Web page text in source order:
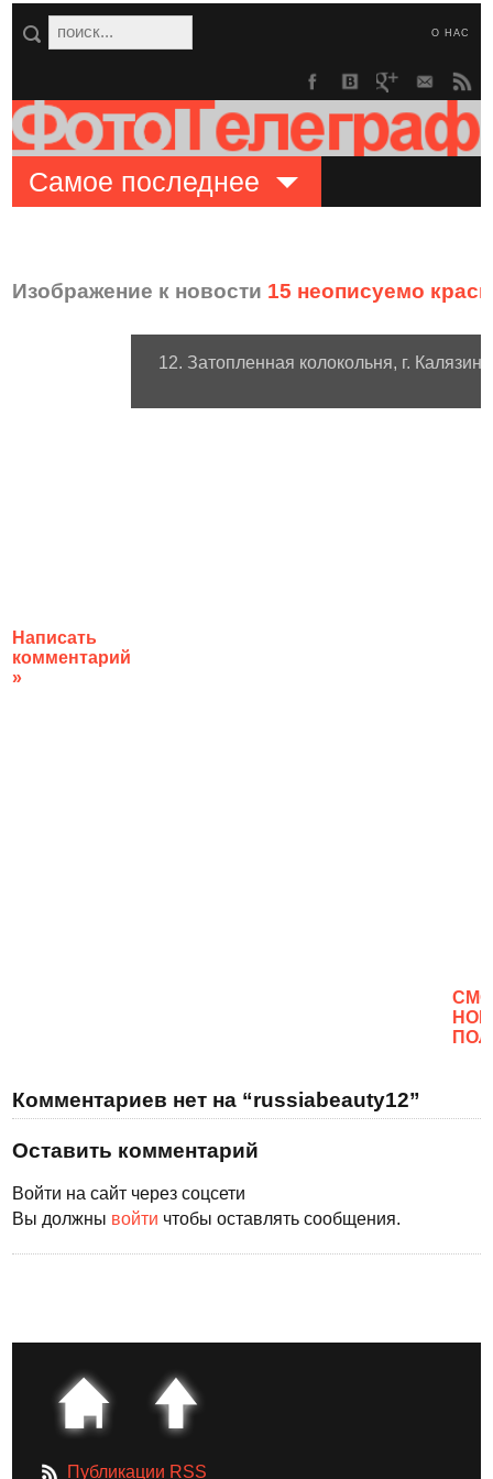
О НАС
Самое последнее
Изображение к новости 15 неописуемо
Написать
комментарий
»
12. Затопленная колокольня, г.
Комментариев нет на “russiabeauty12”
Оставить комментарий
Войти на сайт через соцсети
Вы должны войти чтобы оставлять сообщения.
Публикации RSS